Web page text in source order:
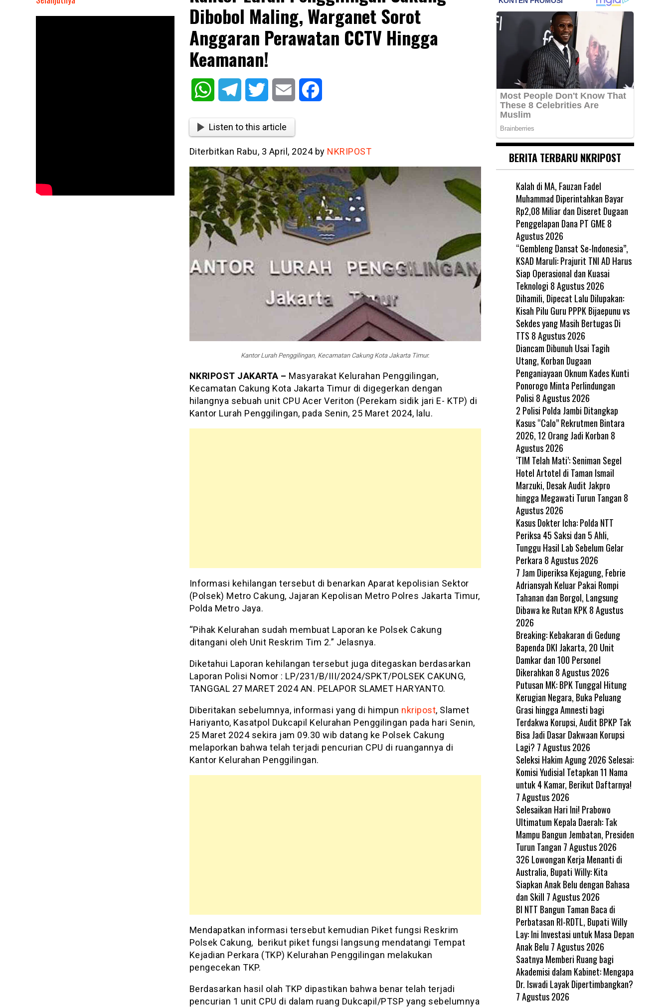
Dibobol Maling, Warganet Sorot
Anggaran Perawatan CCTV Hingga
Keamanan!
WhatsAppTelegram Twitter Email
Listen to this article
Diterbitkan Rabu, 3 April, 2024 by NKRIPOST
Kantor Lurah Penggilingan, Kecamatan Cakung Kota Jakarta Timur.
NKRIPOST JAKARTA – Masyarakat Kelurahan Penggilingan,
Kecamatan Cakung Kota Jakarta Timur di digegerkan dengan
hilangnya sebuah unit CPU Acer Veriton (Perekam sidik jari E- KTP) di
Kantor Lurah Penggilingan, pada Senin, 25 Maret 2024, lalu.
Informasi kehilangan tersebut di benarkan Aparat kepolisian Sektor
(Polsek) Metro Cakung, Jajaran Kepolisan Metro Polres Jakarta Timur,
Polda Metro Jaya.
“Pihak Kelurahan sudah membuat Laporan ke Polsek Cakung
ditangani oleh Unit Reskrim Tim 2.” Jelasnya.
Diketahui Laporan kehilangan tersebut juga ditegaskan berdasarkan
Laporan Polisi Nomor : LP/231/B/III/2024/SPKT/POLSEK CAKUNG,
TANGGAL 27 MARET 2024 AN. PELAPOR SLAMET HARYANTO.
Diberitakan sebelumnya, informasi yang di himpun nkripost, Slamet
Hariyanto, Kasatpol Dukcapil Kelurahan Penggilingan pada hari Senin,
25 Maret 2024 sekira jam 09.30 wib datang ke Polsek Cakung
melaporkan bahwa telah terjadi pencurian CPU di ruangannya di
Kantor Kelurahan Penggilingan.
Mendapatkan informasi tersebut kemudian Piket fungsi Reskrim
Polsek Cakung, berikut piket fungsi langsung mendatangi Tempat
Kejadian Perkara (TKP) Kelurahan Penggilingan melakukan
pengecekan TKP.
Berdasarkan hasil olah TKP dipastikan bahwa benar telah terjadi
pencurian 1 unit CPU di dalam ruang Dukcapil/PTSP yang sebelumnya
BERITA TERBARU NKRIPOST
Kalah di MA, Fauzan Fadel
Muhammad Diperintahkan Bayar
Rp2,08 Miliar dan Diseret Dugaan
Penggelapan Dana PT GME 8
Agustus 2026
“Gembleng Dansat Se-Indonesia”,
KSAD Maruli: Prajurit TNI AD Harus
Siap Operasional dan Kuasai
Teknologi 8 Agustus 2026
Dihamili, Dipecat Lalu Dilupakan:
Kisah Pilu Guru PPPK Bijaepunu vs
Sekdes yang Masih Bertugas Di
TTS 8 Agustus 2026
Diancam Dibunuh Usai Tagih
Utang, Korban Dugaan
Penganiayaan Oknum Kades Kunti
Ponorogo Minta Perlindungan
Polisi 8 Agustus 2026
2 Polisi Polda Jambi Ditangkap
Kasus “Calo” Rekrutmen Bintara
2026, 12 Orang Jadi Korban 8
Agustus 2026
‘TIM Telah Mati’: Seniman Segel
Hotel Artotel di Taman Ismail
Marzuki, Desak Audit Jakpro
hingga Megawati Turun Tangan 8
Agustus 2026
Kasus Dokter Icha: Polda NTT
Periksa 45 Saksi dan 5 Ahli,
Tunggu Hasil Lab Sebelum Gelar
Perkara 8 Agustus 2026
7 Jam Diperiksa Kejagung, Febrie
Adriansyah Keluar Pakai Rompi
Tahanan dan Borgol, Langsung
Dibawa ke Rutan KPK 8 Agustus
2026
Breaking: Kebakaran di Gedung
Bapenda DKI Jakarta, 20 Unit
Damkar dan 100 Personel
Dikerahkan 8 Agustus 2026
Putusan MK: BPK Tunggal Hitung
Kerugian Negara, Buka Peluang
Grasi hingga Amnesti bagi
Terdakwa Korupsi, Audit BPKP Tak
Bisa Jadi Dasar Dakwaan Korupsi
Lagi? 7 Agustus 2026
Seleksi Hakim Agung 2026 Selesai:
Komisi Yudisial Tetapkan 11 Nama
untuk 4 Kamar, Berikut Daftarnya!
7 Agustus 2026
Selesaikan Hari Ini! Prabowo
Ultimatum Kepala Daerah: Tak
Mampu Bangun Jembatan, Presiden
Turun Tangan 7 Agustus 2026
326 Lowongan Kerja Menanti di
Australia, Bupati Willy: Kita
Siapkan Anak Belu dengan Bahasa
dan Skill 7 Agustus 2026
BI NTT Bangun Taman Baca di
Perbatasan RI-RDTL, Bupati Willy
Lay: Ini Investasi untuk Masa Depan
Anak Belu 7 Agustus 2026
Saatnya Memberi Ruang bagi
Akademisi dalam Kabinet: Mengapa
Dr. Iswadi Layak Dipertimbangkan?
7 Agustus 2026